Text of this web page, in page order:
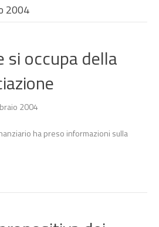
2004
si occupa della
2004
ha preso informazioni sulla